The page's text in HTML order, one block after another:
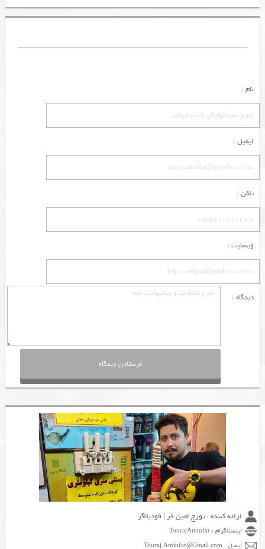
نام :
ایمیل :
تلفن :
وبسایت :
دیدگاه :
ارائه کننده : تورج امین فر | فودبلاگر
اینستاگرام : TourajAminfar
ایمیل : Touraj.Aminfar@Gmail.com